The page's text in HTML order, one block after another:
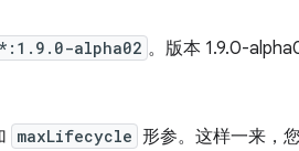
alpha02 。版本 1.9.0-
maxLifecycle 形参。这样一来，